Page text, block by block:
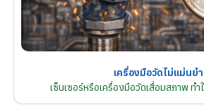
เครื่องมือวัดไม่แม่นยำ
เซ็นเซอร์หรือเครื่องมือวัดเสื่อมสภาพ ท